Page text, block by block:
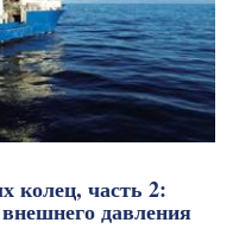
колец, часть 2:
давления